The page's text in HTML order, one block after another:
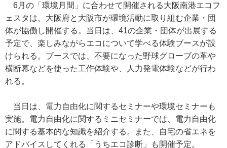
6月の「環境月間」に合わせて開催される大阪南港エコフ
ェスタは、大阪府と大阪市が環境活動に取り組む企業・団
体が協働し開催する。当日は、41の企業・団体が出展する
予定で、楽しみながらエコについて学べる体験ブースが設
けられる。ブースでは、不要になった野球グローブの革や
横断幕などを使った工作体験や、人力発電体験などが行わ
れる。
当日は、電力自由化に関するセミナーや環境セミナーも
実施。電力自由化に関するミニセミナーでは、電力自由化
に関する基本的な知識を紹介する。また、自宅の省エネを
アドバイスしてくれる「うちエコ診断」も開催予定。